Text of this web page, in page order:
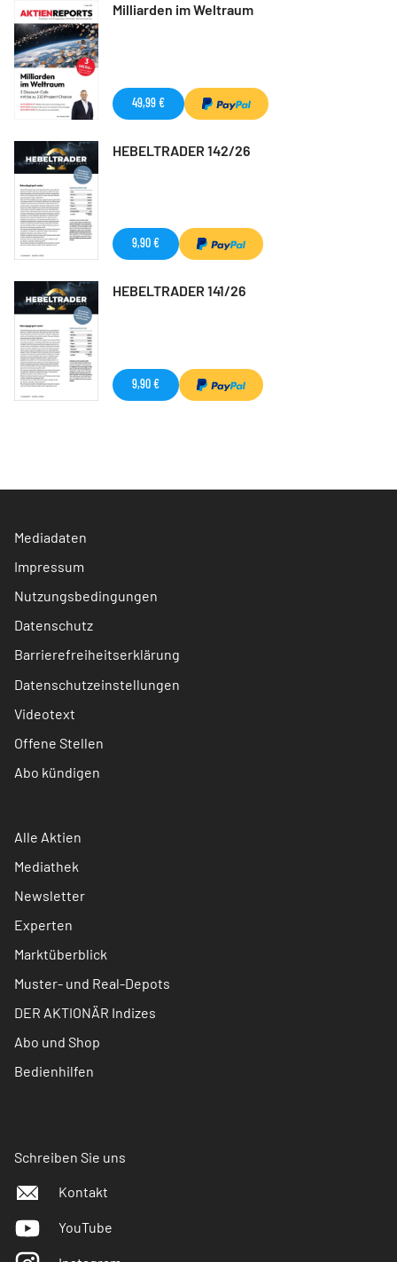
Milliarden im Weltraum
49,99 €
HEBELTRADER 142/26
9,90 €
HEBELTRADER 141/26
9,90 €
Mediadaten
Impressum
Nutzungsbedingungen
Datenschutz
Barrierefreiheitserklärung
Datenschutzeinstellungen
Videotext
Offene Stellen
Abo kündigen
Alle Aktien
Mediathek
Newsletter
Experten
Marktüberblick
Muster- und Real-Depots
DER AKTIONÄR Indizes
Abo und Shop
Bedienhilfen
Schreiben Sie uns
Kontakt
YouTube